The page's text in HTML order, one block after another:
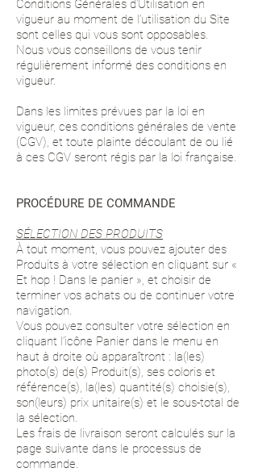
Conditions Générales d’Utilisation en
vigueur au moment de l’utilisation du Site
sont celles qui vous sont opposables.
Nous vous conseillons de vous tenir
régulièrement informé des conditions en
vigueur.
Dans les limites prévues par la loi en
vigueur, ces conditions générales de vente
(CGV), et toute plainte découlant de ou lié
à ces CGV seront régis par la loi française.
PROCÉDURE DE COMMANDE
SÉLECTION DES PRODUITS
À tout moment, vous pouvez ajouter des
Produits à votre sélection en cliquant sur «
Et hop ! Dans le panier », et choisir de
terminer vos achats ou de continuer votre
navigation.
Vous pouvez consulter votre sélection en
cliquant l’icône Panier dans le menu en
haut à droite où apparaîtront : la(les)
photo(s) de(s) Produit(s), ses coloris et
référence(s), la(les) quantité(s) choisie(s),
son(leurs) prix unitaire(s) et le sous-total de
la sélection.
Les frais de livraison seront calculés sur la
page suivante dans le processus de
commande.